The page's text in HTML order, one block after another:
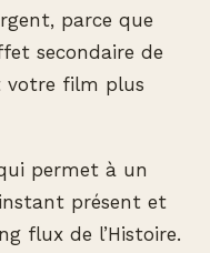
parce que
secondaire de
votre film plus
permet à un
présent et
flux de l’Histoire.